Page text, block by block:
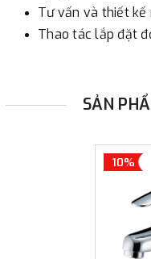
Tư vấn và thiết kế
Thao tác lắp đặt
SẢN
10%